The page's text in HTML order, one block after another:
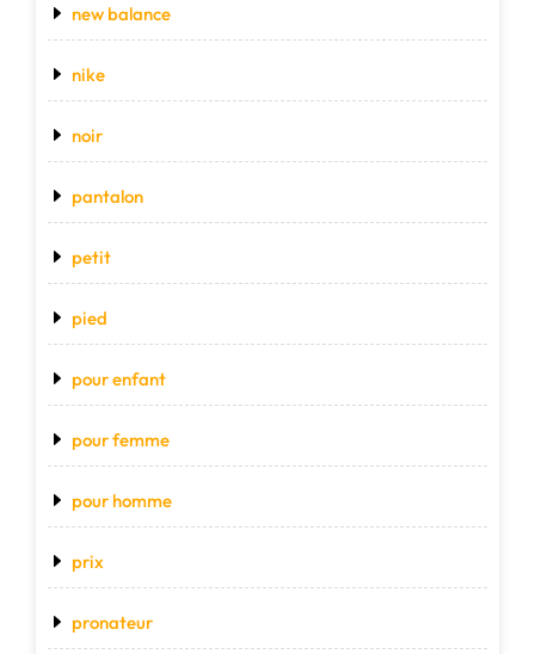
new balance
nike
noir
pantalon
petit
pied
pour enfant
pour femme
pour homme
prix
pronateur